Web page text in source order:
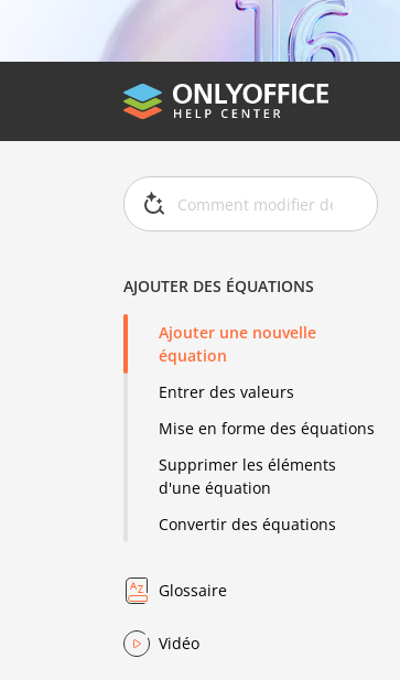
AJOUTER DES ÉQUATIONS
Ajouter une nouvelle
équation
Entrer des valeurs
Mise en forme des équations
Supprimer les éléments
d'une équation
Convertir des équations
Glossaire
Vidéo